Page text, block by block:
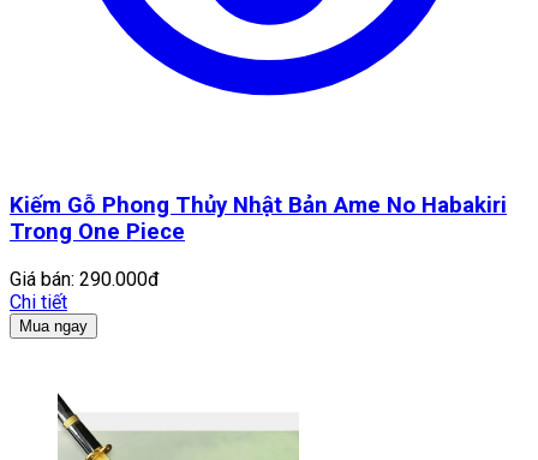
Kiếm Gỗ Phong Thủy Nhật Bản Ame No Habakiri
Trong One Piece
Giá bán: 290.000đ
Chi tiết
Mua ngay